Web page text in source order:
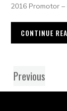
2016 Promotor –
CONTINUE
Previous